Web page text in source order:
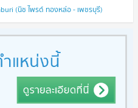
(นิช ไพรด์ ทองหล่อ - เพชรบุรี)